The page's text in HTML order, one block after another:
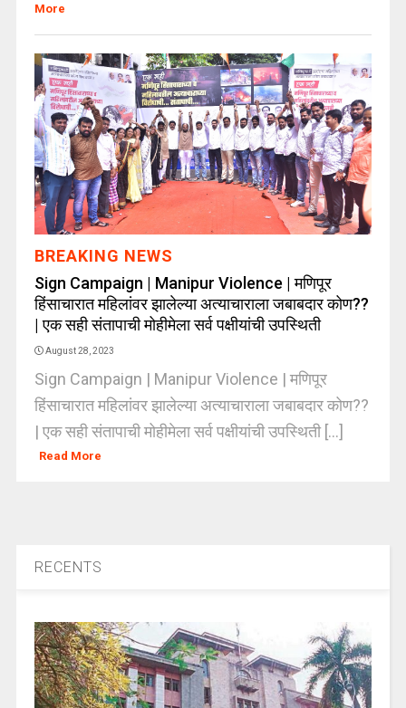
More
BREAKING NEWS
Sign Campaign | Manipur Violence | मणिपूर
हिंसाचारात महिलांवर झालेल्या अत्याचाराला जबाबदार कोण??
| एक सही संतापाची मोहीमेला सर्व पक्षीयांची उपस्थिती
August 28, 2023
Sign Campaign | Manipur Violence | मणिपूर
हिंसाचारात महिलांवर झालेल्या अत्याचाराला जबाबदार कोण??
| एक सही संतापाची मोहीमेला सर्व पक्षीयांची उपस्थिती [...]
Read More
RECENTS